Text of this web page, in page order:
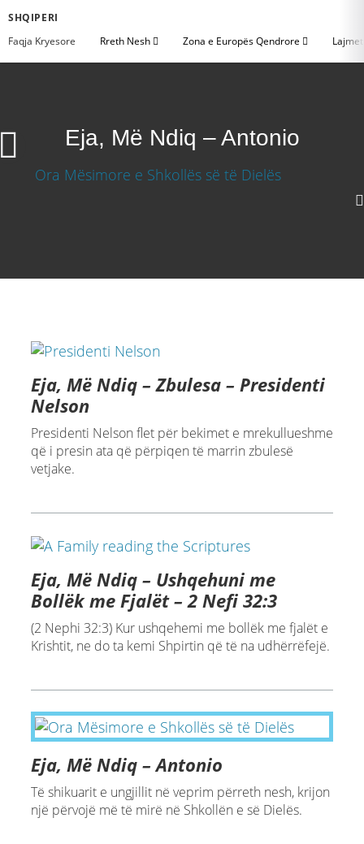
SHQIPERI
Faqja Kryesore
Rreth Nesh Zona e Europës Qendrore
Eja, Më Ndiq – Antonio
Eja, Më Ndiq – Zbulesa – Presidenti
Nelson
Presidenti Nelson flet për bekimet e mrekullueshme
që i presin ata që përpiqen të marrin zbulesë
vetjake.
Eja, Më Ndiq – Ushqehuni me
Bollëk me Fjalët – 2 Nefi 32:3
(2 Nephi 32:3) Kur ushqehemi me bollëk me fjalët e
Krishtit, ne do ta kemi Shpirtin që të na udhërrëfejë.
Eja, Më Ndiq – Antonio
Të shikuarit e ungjillit në veprim përreth nesh, krijon
një përvojë më të mirë në Shkollën e së Dielës.